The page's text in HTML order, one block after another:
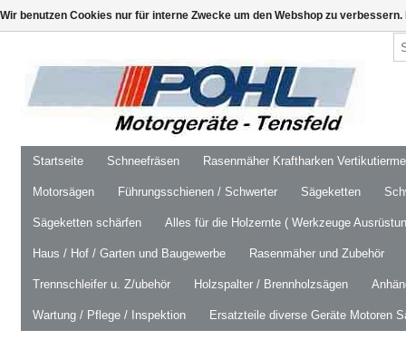
Startseite Schneefräsen Rasenmäher Kraftharken
Motorsägen Führungsschienen / Schwerter Sägeketten
Sägeketten schärfen Alles für die Holzernte ( Werkzeuge
Haus / Hof / Garten und Baugewerbe Rasenmäher und Zubehör
Trennschleifer u. Z/ubehör Holzspalter / Brennholzsägen
Wartung / Pflege / Inspektion Ersatzteile diverse Geräte Motoren
Wir benutzen Cookies nur für interne Zwecke um den Webshop zu